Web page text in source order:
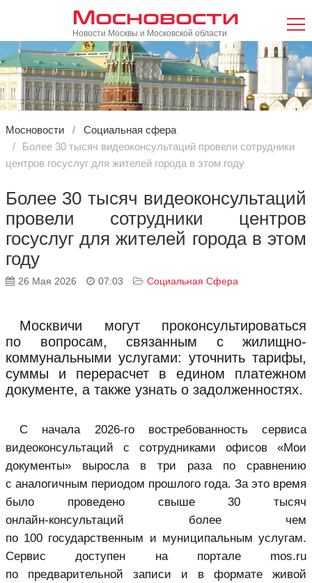
Мосновости
Новости Москвы и Московской области
Мосновости
Социальная сфера
Более 30 тысяч видеоконсультаций провели сотрудники
центров госуслуг для жителей города в этом году
Более 30 тысяч видеоконсультаций
провели сотрудники центров
госуслуг для жителей города в этом
году
26 Мая 2026 07:03 Социальная Сфера
Москвичи могут проконсультироваться
по вопросам, связанным с жилищно-
коммунальными услугами: уточнить тарифы,
суммы и перерасчет в едином платежном
документе, а также узнать о задолженностях.
С начала 2026-го востребованность сервиса
видеоконсультаций с сотрудниками офисов «Мои
документы» выросла в три раза по сравнению
с аналогичным периодом прошлого года. За это время
было проведено свыше 30 тысяч
онлайн‑консультаций более чем
по 100 государственным и муниципальным услугам.
Сервис доступен на портале mos.ru
по предварительной записи и в формате живой